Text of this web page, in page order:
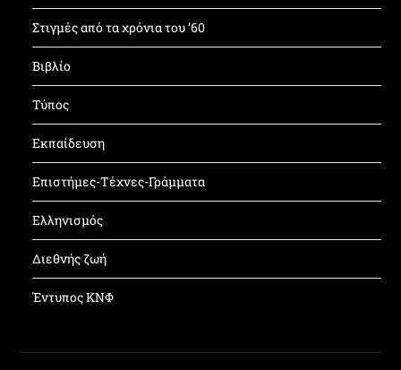
Στιγμές από τα χρόνια του ’60
Βιβλίο
Τύπος
Εκπαίδευση
Επιστήμες-Τέχνες-Γράμματα
Ελληνισμός
Διεθνής ζωή
Έντυπος ΚΝΦ